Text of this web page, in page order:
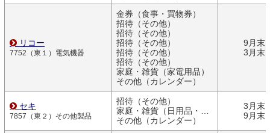
リコー
7752（東１）電気機器
金券（食事・買物券）
招待（その他）
招待（その他）
招待（その他）
招待（その他）
招待（その他）
家庭・雑貨（家電用品）
その他（カレンダー）
9月末
3月末
セキ
7857（東２）その他製品
招待（その他）
家庭・雑貨（日用品・文房具）
その他（カレンダー）
3月末
9月末